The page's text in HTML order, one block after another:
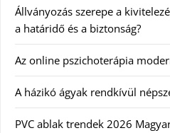
Állványozás szerepe a
a határidő és a biztonság?
Az online pszichoterápia
A házikó ágyak rendkívül
PVC ablak trendek 2026